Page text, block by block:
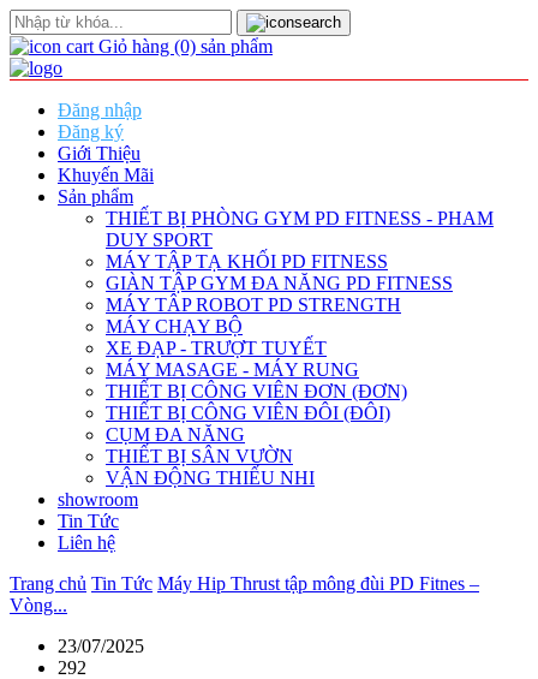
Giỏ hàng (0) sản phẩm
Đăng nhập
Đăng ký
Giới Thiệu
Khuyến Mãi
Sản phẩm
THIẾT BỊ PHÒNG GYM PD FITNESS - PHAM
DUY SPORT
MÁY TẬP TẠ KHỐI PD FITNESS
GIÀN TẬP GYM ĐA NĂNG PD FITNESS
MÁY TÂP ROBOT PD STRENGTH
MÁY CHẠY BỘ
XE ĐẠP - TRƯỢT TUYẾT
MÁY MASAGE - MÁY RUNG
THIẾT BỊ CÔNG VIÊN ĐƠN (ĐƠN)
THIẾT BỊ CÔNG VIÊN ĐÔI (ĐÔI)
CỤM ĐA NĂNG
THIẾT BỊ SÂN VƯỜN
VẬN ĐỘNG THIẾU NHI
showroom
Tin Tức
Liên hệ
Trang chủ Tin Tức Máy Hip Thrust tập mông đùi PD Fitnes –
Vòng...
23/07/2025
292